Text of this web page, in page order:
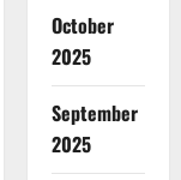
October
2025
September
2025